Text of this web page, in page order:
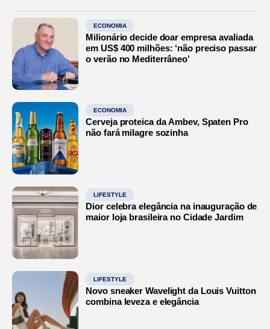
ECONOMIA
Milionário decide doar empresa avaliada
em US$ 400 milhões: ‘não preciso passar
o verão no Mediterrâneo’
ECONOMIA
Cerveja proteica da Ambev, Spaten Pro
não fará milagre sozinha
LIFESTYLE
Dior celebra elegância na inauguração de
maior loja brasileira no Cidade Jardim
LIFESTYLE
Novo sneaker Wavelight da Louis Vuitton
combina leveza e elegância